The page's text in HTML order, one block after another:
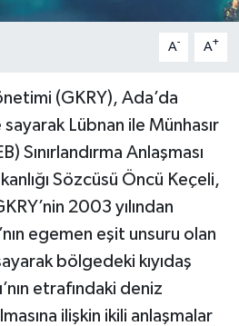
A- A+
(GKRY), Ada’da
Lübnan ile Münhasır
Sınırlandırma Anlaşması
Sözcüsü Öncü Keçeli,
2003 yılından
egemen eşit unsuru olan
bölgedeki kıyıdaş
etrafındaki deniz
ilişkin ikili anlaşmalar